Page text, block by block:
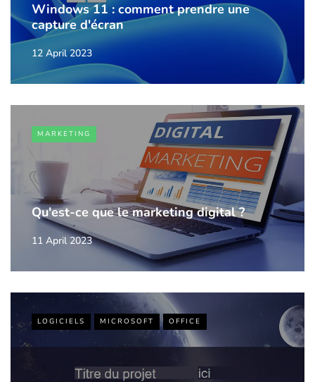
Windows 11 : comment prendre une
capture d'écran
12 April 2023
MARKETING
Qu'est-ce que le marketing digital ?
11 April 2023
LOGICIELS MICROSOFT OFFICE